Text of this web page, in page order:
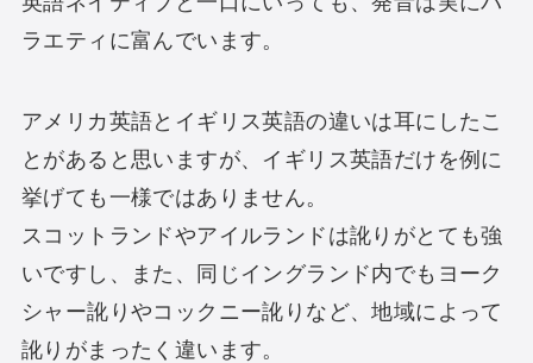
ラエティに富んでいます。
アメリカ英語とイギリス英語の違いは耳にしたこ
とがあると思いますが、イギリス英語だけを例に
挙げても一様ではありません。
スコットランドやアイルランドは訛りがとても強
いですし、また、同じイングランド内でもヨーク
シャー訛りやコックニー訛りなど、地域によって
訛りがまったく違います。